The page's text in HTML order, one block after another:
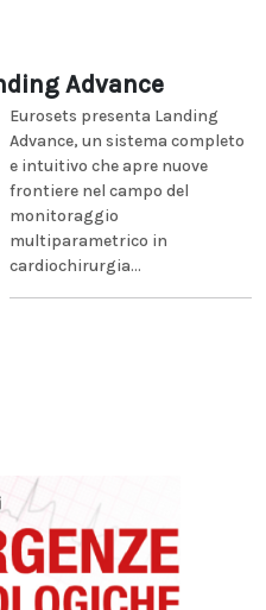
Advance
Eurosets presenta Landing
Advance, un sistema completo
e intuitivo che apre nuove
frontiere nel campo del
monitoraggio
multiparametrico in
cardiochirurgia...